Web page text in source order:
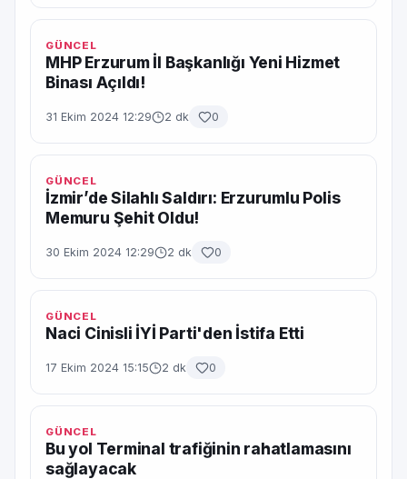
GÜNCEL
MHP Erzurum İl Başkanlığı Yeni Hizmet
Binası Açıldı!
31 Ekim 2024 12:29 2 dk 0
GÜNCEL
İzmir’de Silahlı Saldırı: Erzurumlu Polis
Memuru Şehit Oldu!
30 Ekim 2024 12:29 2 dk 0
GÜNCEL
Naci Cinisli İYİ Parti'den İstifa Etti
17 Ekim 2024 15:15 2 dk 0
GÜNCEL
Bu yol Terminal trafiğinin rahatlamasını
sağlayacak